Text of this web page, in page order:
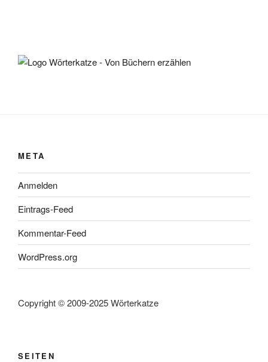
META
Anmelden
Eintrags-Feed
Kommentar-Feed
WordPress.org
Copyright © 2009-2025 Wörterkatze
SEITEN